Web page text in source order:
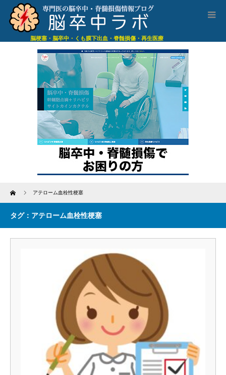
脳梗塞・脳卒中・くも膜下出血・脊髄損傷・再生医療
Home アテローム血栓性梗塞
タグ：アテローム血栓性梗塞